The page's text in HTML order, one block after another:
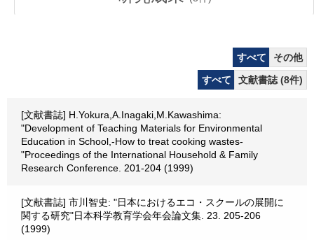
すべて
その他
すべて
文献書誌 (8件)
[文献書誌] H.Yokura,A.Inagaki,M.Kawashima:
"Development of Teaching Materials for Environmental
Education in School,-How to treat cooking wastes-
"Proceedings of the International Household & Family
Research Conference. 201-204 (1999)
[文献書誌] 市川智史: "日本におけるエコ・スクールの展開に
関する研究"日本科学教育学会年会論文集. 23. 205-206
(1999)